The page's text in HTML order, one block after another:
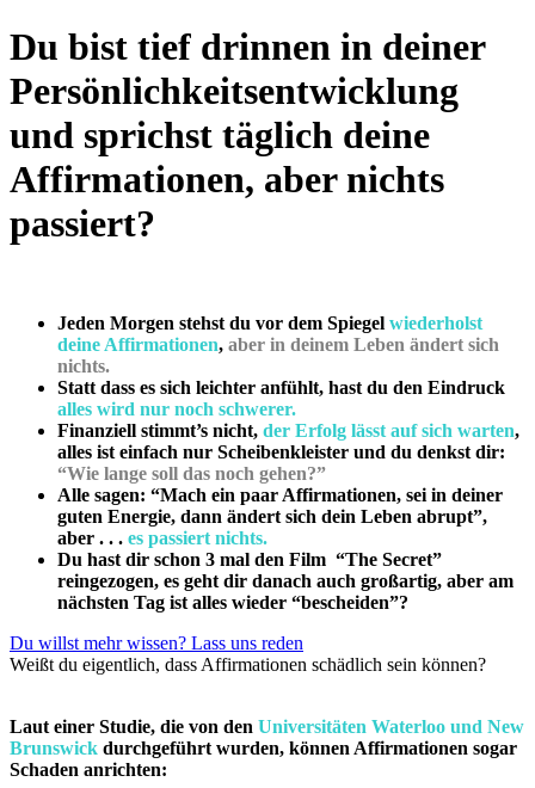
Du bist tief drinnen in deiner
Persönlichkeitsentwicklung
und sprichst täglich deine
Affirmationen, aber nichts
passiert?
Jeden Morgen stehst du vor dem Spiegel wiederholst
deine Affirmationen, aber in deinem Leben ändert sich
nichts.
Statt dass es sich leichter anfühlt, hast du den Eindruck
alles wird nur noch schwerer.
Finanziell stimmt’s nicht, der Erfolg lässt auf sich warten,
alles ist einfach nur Scheibenkleister und du denkst dir:
“Wie lange soll das noch gehen?”
Alle sagen: “Mach ein paar Affirmationen, sei in deiner
guten Energie, dann ändert sich dein Leben abrupt”,
aber . . . es passiert nichts.
Du hast dir schon 3 mal den Film “The Secret”
reingezogen, es geht dir danach auch großartig, aber am
nächsten Tag ist alles wieder “bescheiden”?
Du willst mehr wissen? Lass uns reden
Weißt du eigentlich, dass Affirmationen schädlich sein können?
Laut einer Studie, die von den Universitäten Waterloo und New
Brunswick durchgeführt wurden, können Affirmationen sogar
Schaden anrichten: